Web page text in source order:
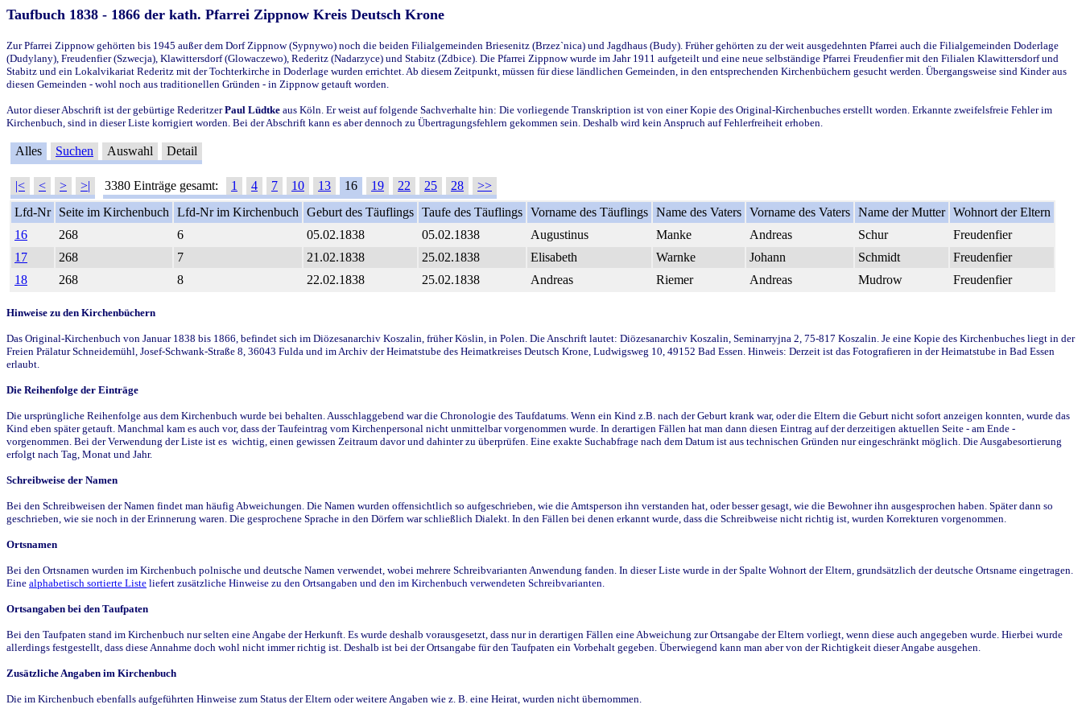
Taufbuch 1838 - 1866 der kath. Pfarrei Zippnow Kreis Deutsch Krone
Zur Pfarrei Zippnow gehörten bis 1945 außer dem Dorf Zippnow (Sypnywo) noch die beiden Filialgemeinden Briesenitz (Brzez`nica) und Jagdhaus (Budy). Früher gehörten zu der weit ausgedehnten Pfarrei auch die Filialgemeinden Doderlage
(Dudylany), Freudenfier (Szwecja), Klawittersdorf (Glowaczewo), Rederitz (Nadarzyce) und Stabitz (Zdbice). Die Pfarrei Zippnow wurde im Jahr 1911 aufgeteilt und eine neue selbständige Pfarrei Freudenfier mit den Filialen Klawittersdorf und
Stabitz und ein Lokalvikariat Rederitz mit der Tochterkirche in Doderlage wurden errichtet. Ab diesem Zeitpunkt, müssen für diese ländlichen Gemeinden, in den entsprechenden Kirchenbüchern gesucht werden. Übergangsweise sind Kinder aus
diesen Gemeinden - wohl noch aus traditionellen Gründen - in Zippnow getauft worden.
Autor dieser Abschrift ist der gebürtige RederitzerPaul Lüdtke aus Köln. Er weist auf folgende Sachverhalte hin: Die vorliegende Transkription ist von einer Kopie des Original-Kirchenbuches erstellt worden. Erkannte zweifelsfreie Fehler im
Kirchenbuch, sind in dieser Liste korrigiert worden. Bei der Abschrift kann es aber dennoch zu Übertragungsfehlern gekommen sein. Deshalb wird kein Anspruch auf Fehlerfreiheit erhoben.
Alles Suchen Auswahl Detail
|< < > >| 3380 Einträge gesamt: 1 4 7 10 13 16 19 22 25 28
>>
Lfd-Nr
Seite im Kirchenbuch Lfd-Nr im Kirchenbuch Geburt des Täuflings Taufe des Täuflings Vorname des Täuflings Name des Vaters Vorname des Vaters Name der Mutter Wohnort der Eltern
16
268 6 05.02.1838 05.02.1838 Augustinus Manke Andreas Schur
Freudenfier
17
268 7 21.02.1838 25.02.1838 Elisabeth Warnke Johann Schmidt
Freudenfier
18
268 8 22.02.1838 25.02.1838 Andreas Riemer Andreas Mudrow Freudenfier
Hinweise zu den Kirchenbüchern
Das Original-Kirchenbuch von Januar 1838 bis 1866, befindet sich im Diözesanarchiv Koszalin, früher Köslin, in Polen. Die Anschrift lautet: Diözesanarchiv Koszalin, Seminarryjna 2, 75-817 Koszalin. Je eine Kopie des Kirchenbuches liegt in der
Freien Prälatur Schneidemühl, Josef-Schwank-Straße 8, 36043 Fulda und im Archiv der Heimatstube des Heimatkreises Deutsch Krone, Ludwigsweg 10, 49152 Bad Essen. Hinweis: Derzeit ist das Fotografieren in der Heimatstube in Bad Essen
erlaubt.
Die Reihenfolge der Einträge
Die ursprüngliche Reihenfolge aus dem Kirchenbuch wurde bei behalten. Ausschlaggebend war die Chronologie des Taufdatums. Wenn ein Kind z.B. nach der Geburt krank war, oder die Eltern die Geburt nicht sofort anzeigen konnten, wurde das
Kind eben später getauft. Manchmal kam es auch vor, dass der Taufeintrag vom Kirchenpersonal nicht unmittelbar vorgenommen wurde. In derartigen Fällen hat man dann diesen Eintrag auf der derzeitigen aktuellen Seite - am Ende -
vorgenommen. Bei der Verwendung der Liste ist es wichtig, einen gewissen Zeitraum davor und dahinter zu überprüfen. Eine exakte Suchabfrage nach dem Datum ist aus technischen Gründen nur eingeschränkt möglich. Die Ausgabesortierung
erfolgt nach Tag, Monat und Jahr.
Schreibweise der Namen
Bei den Schreibweisen der Namen findet man häufig Abweichungen. Die Namen wurden offensichtlich so aufgeschrieben, wie die Amtsperson ihn verstanden hat, oder besser gesagt, wie die Bewohner ihn ausgesprochen haben. Später dann so
geschrieben, wie sie noch in der Erinnerung waren. Die gesprochene Sprache in den Dörfern war schließlich Dialekt. In den Fällen bei denen erkannt wurde, dass die Schreibweise nicht richtig ist, wurden Korrekturen vorgenommen.
Ortsnamen
Bei den Ortsnamen wurden im Kirchenbuch polnische und deutsche Namen verwendet, wobei mehrere Schreibvarianten Anwendung fanden. In dieser Liste wurde in der Spalte Wohnort der Eltern, grundsätzlich der deutsche Ortsname eingetragen.
Eine alphabetisch sortierte Liste liefert zusätzliche Hinweise zu den Ortsangaben und den im Kirchenbuch verwendeten Schreibvarianten.
Ortsangaben bei den Taufpaten
Bei den Taufpaten stand im Kirchenbuch nur selten eine Angabe der Herkunft. Es wurde deshalb vorausgesetzt, dass nur in derartigen Fällen eine Abweichung zur Ortsangabe der Eltern vorliegt, wenn diese auch angegeben wurde. Hierbei wurde
allerdings festgestellt, dass diese Annahme doch wohl nicht immer richtig ist. Deshalb ist bei der Ortsangabe für den Taufpaten ein Vorbehalt gegeben. Überwiegend kann man aber von der Richtigkeit dieser Angabe ausgehen.
Zusätzliche Angaben im Kirchenbuch
Die im Kirchenbuch ebenfalls aufgeführten Hinweise zum Status der Eltern oder weitere Angaben wie z. B. eine Heirat, wurden nicht übernommen.